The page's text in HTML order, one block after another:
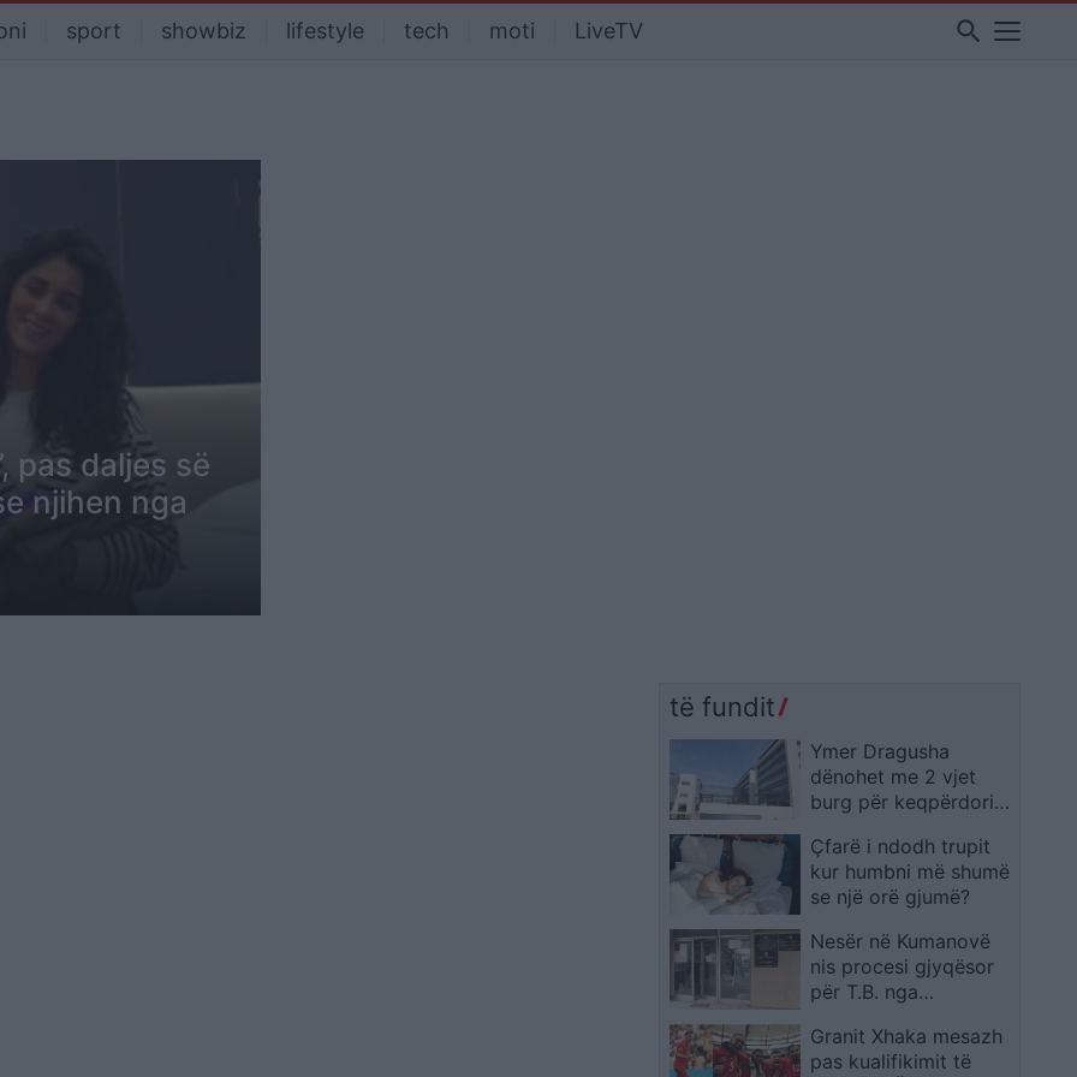
sport showbiz lifestyle tech moti LiveTV search
pas daljes së
njihen nga
të fundit
Ymer Dragusha
dënohet me 2 vjet
burg për keqpërdorim
rastin e KEK-ut
Çfarë i ndodh trupit
kur humbni më shumë
se një orë gjumë?
Nesër në Kumanovë
nis procesi gjyqësor
për T.B. nga
akuzuar për katër
vrasje dhe dy
Granit Xhaka mesazh
pas kualifikimit të